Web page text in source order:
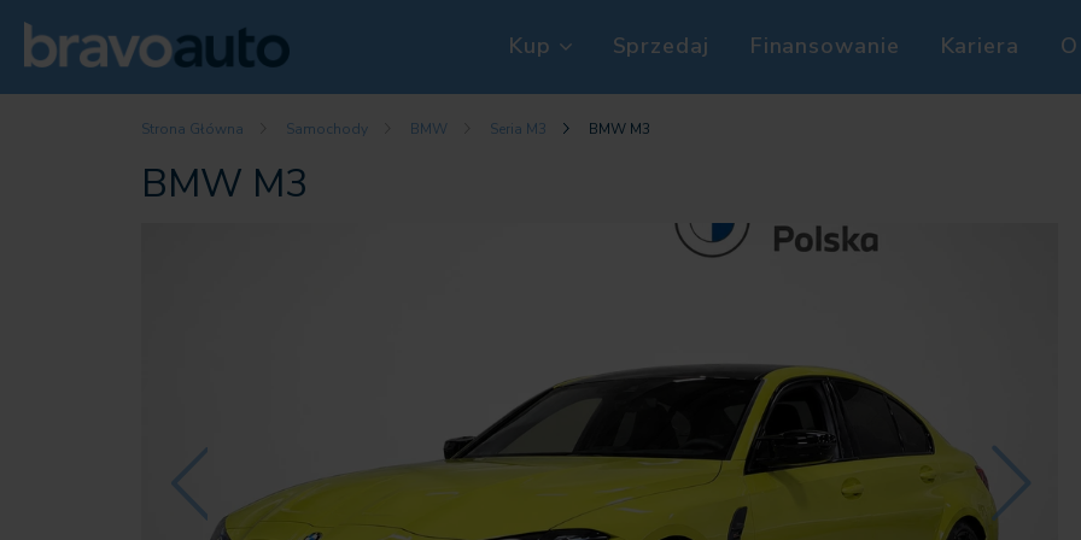
Kup Sprzedaj Finansowanie Kariera
Strona Główna Samochody BMW Seria M3 BMW M3
BMW M3